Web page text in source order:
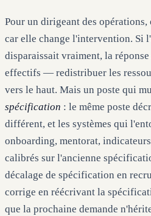
Pour un dirigeant des
car elle change l'intervention. Si
disparaissait vraiment, la
effectifs — redistribuer les
vers le haut. Mais un poste qui
spécification : le même poste
différent, et les systèmes qui
onboarding, mentorat,
calibrés sur l'ancienne
décalage de spécification en
corrige en réécrivant la
que la prochaine demande